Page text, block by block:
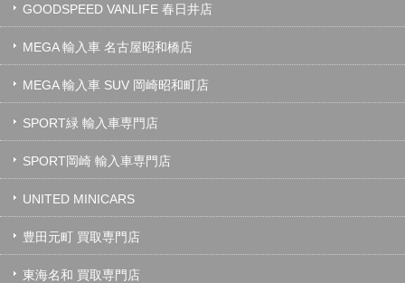
GOODSPEED VANLIFE 春日井店
MEGA 輸入車 名古屋昭和橋店
MEGA 輸入車 SUV 岡崎昭和町店
SPORT緑 輸入車専門店
SPORT岡崎 輸入車専門店
UNITED MINICARS
豊田元町 買取専門店
東海名和 買取専門店